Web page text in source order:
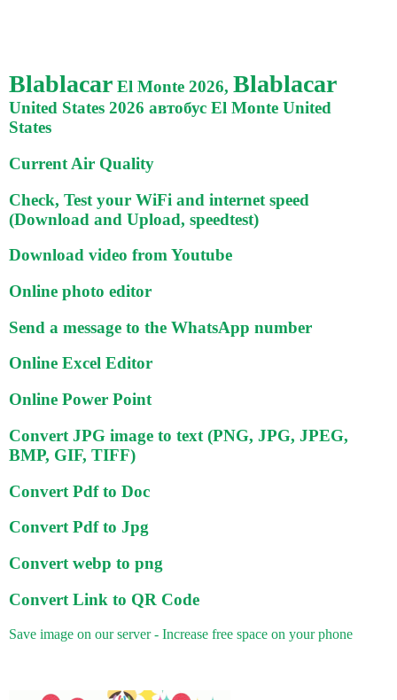
Blablacar El Monte 2026, Blablacar
United States 2026 автобус El Monte United
States
Current Air Quality
Check, Test your WiFi and internet speed
(Download and Upload, speedtest)
Download video from Youtube
Online photo editor
Send a message to the WhatsApp number
Online Excel Editor
Online Power Point
Convert JPG image to text (PNG, JPG, JPEG,
BMP, GIF, TIFF)
Convert Pdf to Doc
Convert Pdf to Jpg
Convert webp to png
Convert Link to QR Code
Save image on our server - Increase free space on your phone